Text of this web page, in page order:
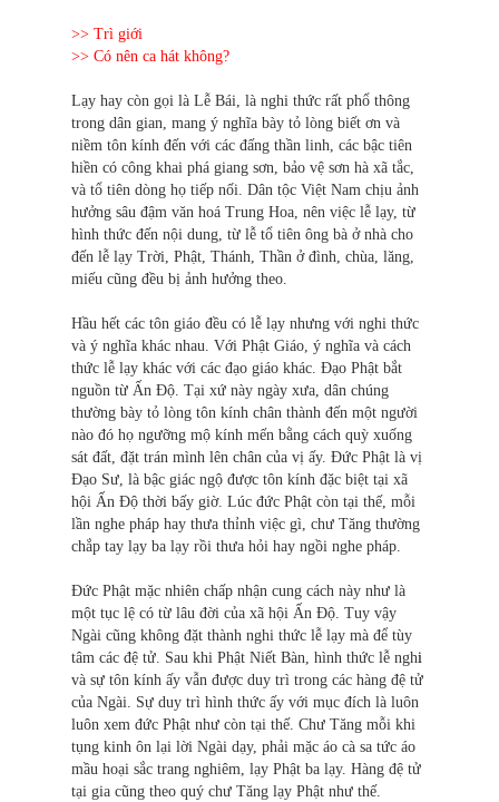
>> Trì giới
>> Có nên ca hát không?
Lạy hay còn gọi là Lễ Bái, là nghi thức rất phổ thông
trong dân gian, mang ý nghĩa bày tỏ lòng biết ơn và
niềm tôn kính đến với các đấng thần linh, các bậc tiên
hiền có công khai phá giang sơn, bảo vệ sơn hà xã tắc,
và tổ tiên dòng họ tiếp nối. Dân tộc Việt Nam chịu ảnh
hưởng sâu đậm văn hoá Trung Hoa, nên việc lễ lạy, từ
hình thức đến nội dung, từ lễ tổ tiên ông bà ở nhà cho
đến lễ lạy Trời, Phật, Thánh, Thần ở đình, chùa, lăng,
miếu cũng đều bị ảnh hưởng theo.
Hầu hết các tôn giáo đều có lễ lạy nhưng với nghi thức
và ý nghĩa khác nhau. Với Phật Giáo, ý nghĩa và cách
thức lễ lạy khác với các đạo giáo khác. Đạo Phật bắt
nguồn từ Ấn Độ. Tại xứ này ngày xưa, dân chúng
thường bày tỏ lòng tôn kính chân thành đến một người
nào đó họ ngưỡng mộ kính mến bằng cách quỳ xuống
sát đất, đặt trán mình lên chân của vị ấy. Đức Phật là vị
Đạo Sư, là bậc giác ngộ được tôn kính đặc biệt tại xã
hội Ấn Độ thời bấy giờ. Lúc đức Phật còn tại thế, mỗi
lần nghe pháp hay thưa thỉnh việc gì, chư Tăng thường
chắp tay lạy ba lạy rồi thưa hỏi hay ngồi nghe pháp.
Đức Phật mặc nhiên chấp nhận cung cách này như là
một tục lệ có từ lâu đời của xã hội Ấn Độ. Tuy vậy
Ngài cũng không đặt thành nghi thức lễ lạy mà để tùy
tâm các đệ tử. Sau khi Phật Niết Bàn, hình thức lễ nghi
và sự tôn kính ấy vẫn được duy trì trong các hàng đệ tử
của Ngài. Sự duy trì hình thức ấy với mục đích là luôn
luôn xem đức Phật như còn tại thế. Chư Tăng mỗi khi
tụng kinh ôn lại lời Ngài dạy, phải mặc áo cà sa tức áo
mầu hoại sắc trang nghiêm, lạy Phật ba lạy. Hàng đệ tử
tại gia cũng theo quý chư Tăng lạy Phật như thế.